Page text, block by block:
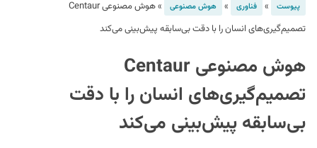
پیوست » فناوری » هوش مصنوعی »
هوش مصنوعی Centaur
تصمیم‌گیری‌های انسان‌ را با دقت بی‌سابقه پیش‌بینی می‌کند
هوش مصنوعی Centaur
تصمیم‌گیری‌های انسان‌ را با دقت
بی‌سابقه پیش‌بینی می‌کند